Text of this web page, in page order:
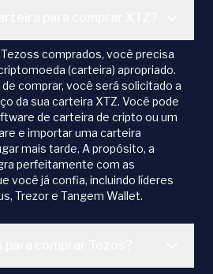
comprados, você precisa
(carteira) apropriado.
comprar, você será solicitado a
da sua carteira XTZ. Você pode
de carteira de cripto ou um
e importar uma carteira
mais tarde. A propósito, a
perfeitamente com as
você já confia, incluindo líderes
Trezor e Tangem Wallet.